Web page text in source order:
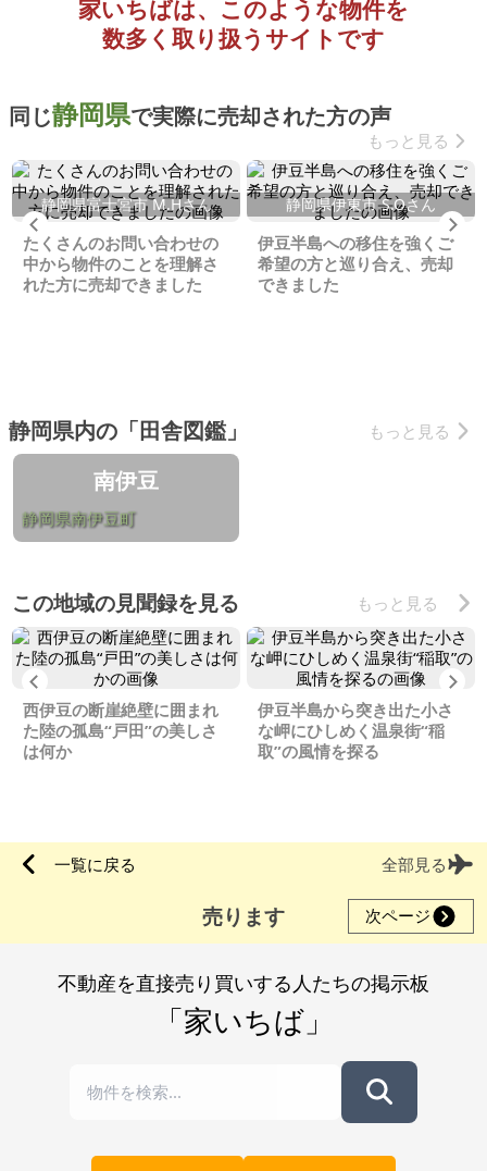
家いちばは、このような物件を
数多く取り扱うサイトです
同じ静岡県で実際に売却された方の声
もっと見る
Previous
静岡県富士宮市 M.Hさん
たくさんのお問い合わせの
中から物件のことを理解さ
れた方に売却できました
静岡県伊東市 S.Oさん
伊豆半島への移住を強くご
希望の方と巡り合え、売却
できました
静岡県内の「田舎図鑑」 もっと見る
南伊豆
静岡県南伊豆町
この地域の見聞録を見る もっと見る
Previous
西伊豆の断崖絶壁に囲まれ
た陸の孤島“戸田”の美しさ
は何か
伊豆半島から突き出た小さ
な岬にひしめく温泉街“稲
取”の風情を探る
一覧に戻る 全部見る
売ります 次ページ
不動産を直接売り買いする人たちの掲示板
「家いちば」